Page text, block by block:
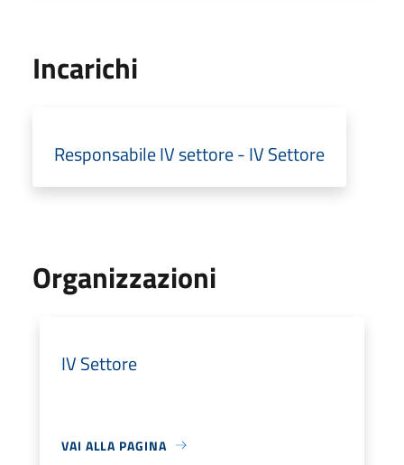
Incarichi
Responsabile IV settore - IV Settore
Organizzazioni
IV Settore
VAI ALLA PAGINA